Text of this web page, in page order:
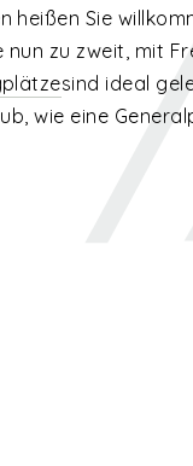
heißen Sie
nun zu zweit, mit
sind ideal
wie eine